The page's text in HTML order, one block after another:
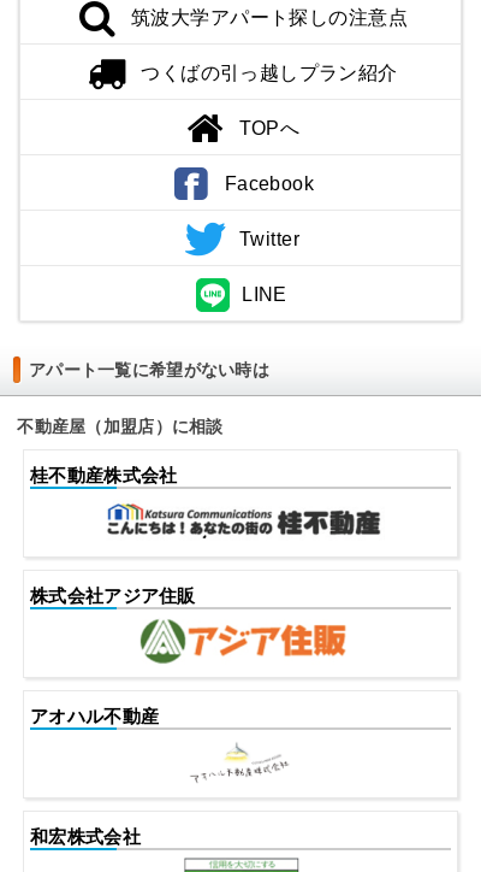
筑波大学アパート探しの注意点
つくばの引っ越しプラン紹介
TOPへ
Facebook
Twitter
LINE
アパート一覧に希望がない時は
不動産屋（加盟店）に相談
桂不動産株式会社
株式会社アジア住販
アオハル不動産
和宏株式会社